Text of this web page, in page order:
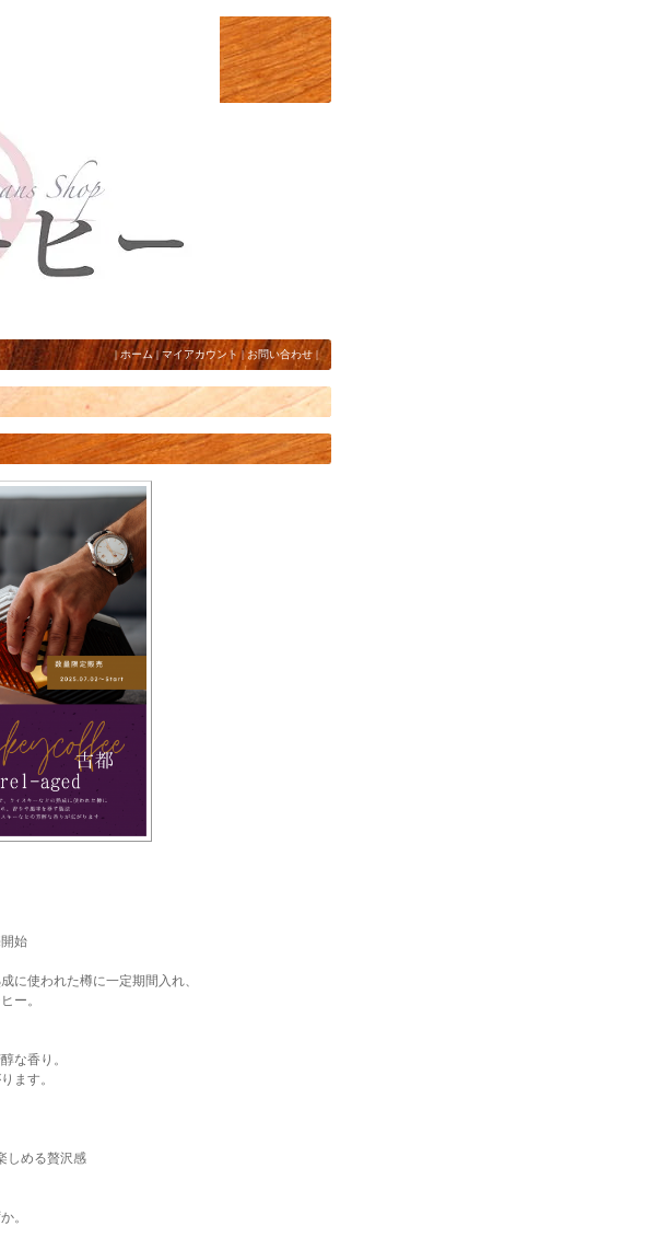
|ホーム|マイアカウント | お問い合わせ |
始
に使われた樽に一定期間入れ、
ー。
な香り。
ます。
しめる贅沢感
。